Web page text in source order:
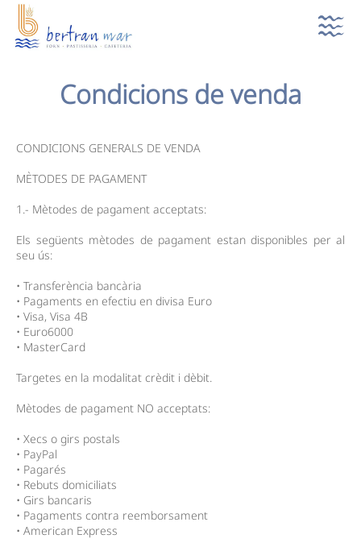
Condicions de venda
CONDICIONS GENERALS DE VENDA
MÈTODES DE PAGAMENT
1.- Mètodes de pagament acceptats:
Els següents mètodes de pagament estan disponibles per al
seu ús:
• Transferència bancària
• Pagaments en efectiu en divisa Euro
• Visa, Visa 4B
• Euro6000
• MasterCard
Targetes en la modalitat crèdit i dèbit.
Mètodes de pagament NO acceptats:
• Xecs o girs postals
• PayPal
• Pagarés
• Rebuts domiciliats
• Girs bancaris
• Pagaments contra reemborsament
• American Express